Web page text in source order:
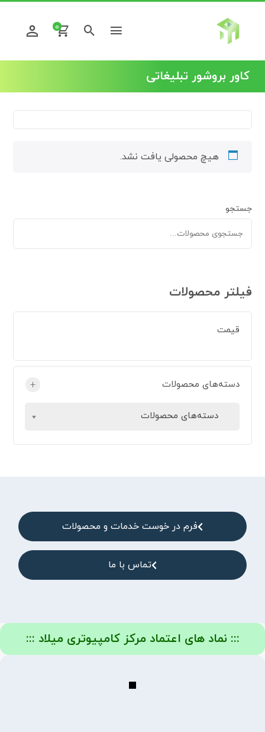
0
کاور بروشور تبلیغاتی
هیچ محصولی یافت نشد.
جستجو
فیلتر محصولات
قیمت
دسته‌های محصولات +
دسته‌های محصولات
فرم در خوست خدمات و محصولات
تماس با ما
::: نماد های اعتماد مرکز کامپیوتری میلاد :::